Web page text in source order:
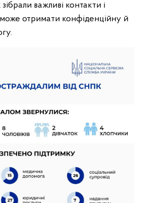
важливі контакти і
отримати конфіденційну й